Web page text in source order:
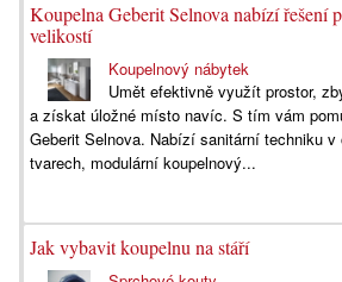
Koupelna Geberit Selnova nabízí řešení
velikostí
Koupelnový nábytek
Umět efektivně využít prostor,
a získat úložné místo navíc. S tím vám
Geberit Selnova. Nabízí sanitární techniku
tvarech, modulární koupelnový...
Jak vybavit koupelnu na stáří